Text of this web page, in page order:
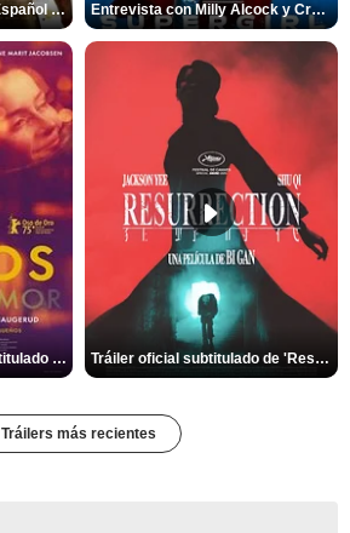
Primer Tráiler Oficial en Español de 'Marsupilami: Caos a Bordo' Entrevista con Milly Alcock y Craig Gillespie por 'Supergirl'
Primer Tráiler Oficial Subtitulado de 'Sueños (Sexo - Amor)' Tráiler oficial subtitulado de 'Resurrection'
Tráilers más recientes